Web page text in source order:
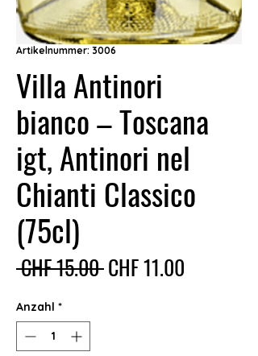
Artikelnummer: 3006
Villa Antinori
bianco – Toscana
igt, Antinori nel
Chianti Classico
(75cl)
CHF 15.00 Standardpreis
CHF 11.00
Anzahl *